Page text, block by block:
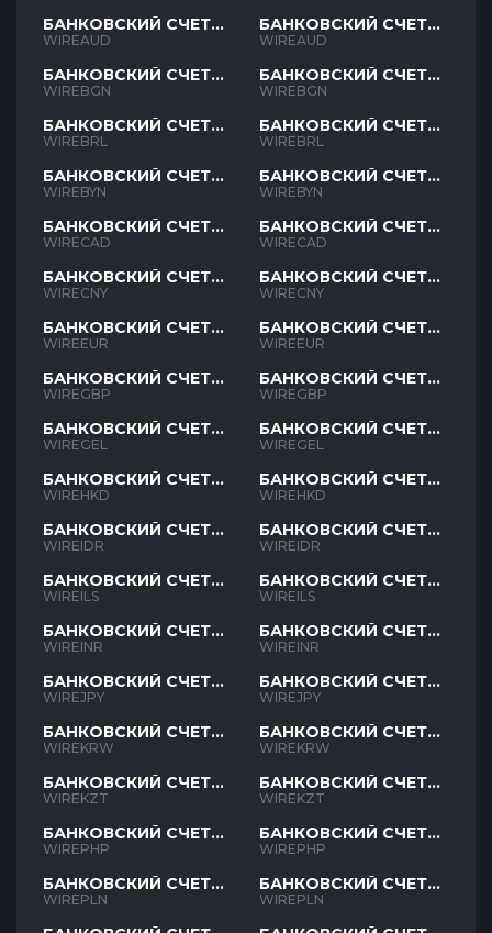
БАНКОВСКИЙ СЧЕТ
AUD
WIREAUD
БАНКОВСКИЙ СЧЕТ
BGN
WIREBGN
БАНКОВСКИЙ СЧЕТ
BRL
WIREBRL
БАНКОВСКИЙ СЧЕТ
BYN
WIREBYN
БАНКОВСКИЙ СЧЕТ
CAD
WIRECAD
БАНКОВСКИЙ СЧЕТ
CNY
WIRECNY
БАНКОВСКИЙ СЧЕТ
EUR
WIREEUR
БАНКОВСКИЙ СЧЕТ
GBP
WIREGBP
БАНКОВСКИЙ СЧЕТ
GEL
WIREGEL
БАНКОВСКИЙ СЧЕТ
HKD
WIREHKD
БАНКОВСКИЙ СЧЕТ
IDR
WIREIDR
БАНКОВСКИЙ СЧЕТ
ILS
WIREILS
БАНКОВСКИЙ СЧЕТ
INR
WIREINR
БАНКОВСКИЙ СЧЕТ
JPY
WIREJPY
БАНКОВСКИЙ СЧЕТ
KRW
WIREKRW
БАНКОВСКИЙ СЧЕТ
KZT
WIREKZT
БАНКОВСКИЙ СЧЕТ
PHP
WIREPHP
БАНКОВСКИЙ СЧЕТ
PLN
WIREPLN
БАНКОВСКИЙ СЧЕТ
AUD
WIREAUD
БАНКОВСКИЙ СЧЕТ
BGN
WIREBGN
БАНКОВСКИЙ СЧЕТ
BRL
WIREBRL
БАНКОВСКИЙ СЧЕТ
BYN
WIREBYN
БАНКОВСКИЙ СЧЕТ
CAD
WIRECAD
БАНКОВСКИЙ СЧЕТ
CNY
WIRECNY
БАНКОВСКИЙ СЧЕТ
EUR
WIREEUR
БАНКОВСКИЙ СЧЕТ
GBP
WIREGBP
БАНКОВСКИЙ СЧЕТ
GEL
WIREGEL
БАНКОВСКИЙ СЧЕТ
HKD
WIREHKD
БАНКОВСКИЙ СЧЕТ
IDR
WIREIDR
БАНКОВСКИЙ СЧЕТ
ILS
WIREILS
БАНКОВСКИЙ СЧЕТ
INR
WIREINR
БАНКОВСКИЙ СЧЕТ
JPY
WIREJPY
БАНКОВСКИЙ СЧЕТ
KRW
WIREKRW
БАНКОВСКИЙ СЧЕТ
KZT
WIREKZT
БАНКОВСКИЙ СЧЕТ
PHP
WIREPHP
БАНКОВСКИЙ СЧЕТ
PLN
WIREPLN